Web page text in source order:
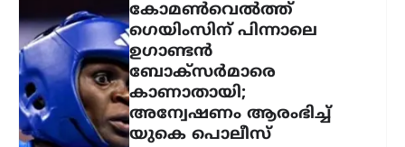
കേരളം,തിരുവനന്തപുരം,ലേറ്റസ്റ്റ് ന്യൂസ്
ക്ഷേമപെൻഷൻ
വിതരണത്തിൽ മാറ്റം;
സഹകരണ ബാങ്കുകളെ
ഒഴിവാക്കി; ഇനി തുക
നേരിട്ട് ബാങ്ക്
അക്കൗണ്ടിലേക്ക്